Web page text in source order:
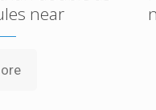
near